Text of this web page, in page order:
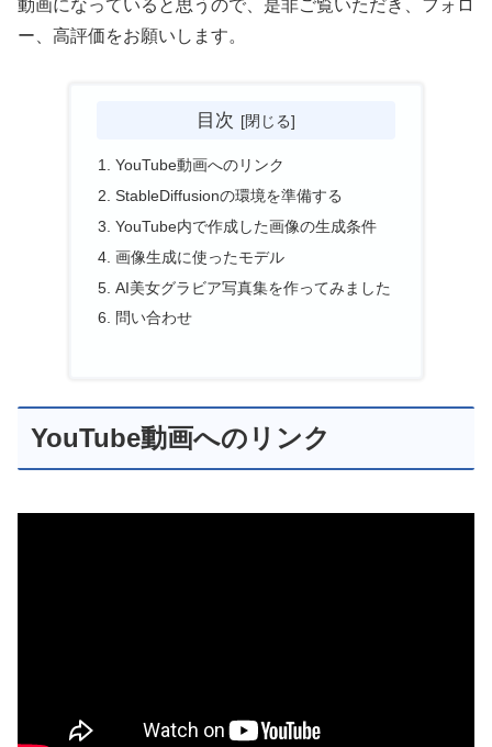
動画になっていると思うので、是非ご覧いただき、フォロ
ー、高評価をお願いします。
目次
YouTube動画へのリンク
StableDiffusionの環境を準備する
YouTube内で作成した画像の生成条件
画像生成に使ったモデル
AI美女グラビア写真集を作ってみました
問い合わせ
YouTube動画へのリンク